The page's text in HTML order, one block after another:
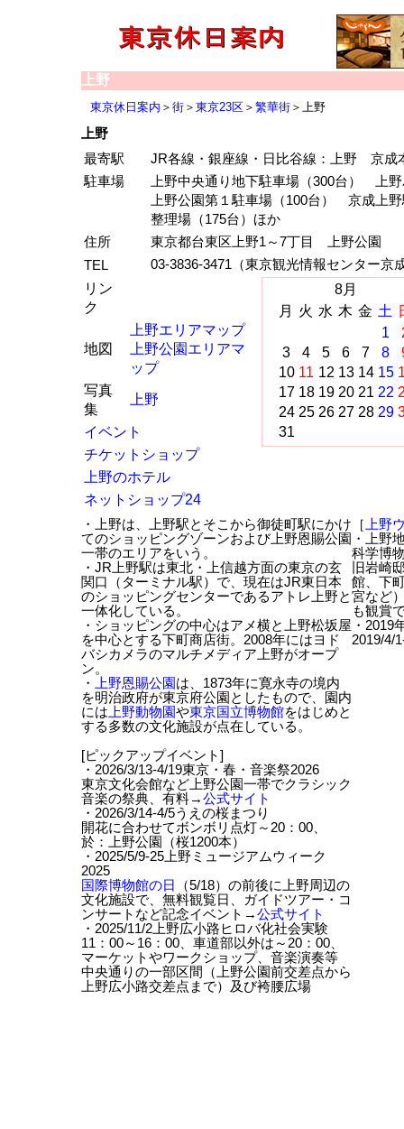
上野
東京休日案内 ＞ 街 ＞ 東京23区 ＞ 繁華街 ＞上野
上野
最寄駅
JR各線・銀座線・日比谷線：上野 京
駐車場
上野中央通り地下駐車場（300台） 上
上野公園第１駐車場（100台） 京成上
整理場（175台）ほか
住所
東京都台東区上野1～7丁目 上野公園
TEL
03-3836-3471（東京観光情報センター京
リン
ク
地図
上野エリアマップ
上野公園エリアマ
ップ
写真
集
上野
イベント
チケットショップ
上野のホテル
ネットショップ24
8月
月
火 水 木 金 土
1
3
4 5 6 7 8
10 11 12 13 14 15
17 18 19 20 21 22
24 25 26 27 28 29
31
・上野は、上野駅とそこから御徒町駅にかけ
てのショッピングゾーンおよび上野恩賜公園
一帯のエリアをいう。
・JR上野駅は東北・上信越方面の東京の玄
関口（ターミナル駅）で、現在はJR東日本
のショッピングセンターであるアトレ上野と
一体化している。
・ショッピングの中心はアメ横と上野松坂屋
を中心とする下町商店街。2008年にはヨド
バシカメラのマルチメディア上野がオープ
ン。
・
上野恩賜公園は、1873年に寛永寺の境内
を明治政府が東京府公園としたもので、園内
には 上野動物園や東京国立博物館をはじめと
する多数の文化施設が点在している。
[ピックアップイベント]
・2026/3/13-4/19東京・春・音楽祭2026
東京文化会館など上野公園一帯でクラシック
音楽の祭典、有料→公式サイト
・2026/3/14-4/5うえの桜まつり
開花に合わせてボンボリ点灯～20：00、
於：上野公園（桜1200本）
・2025/5/9-25上野ミュージアムウィーク
2025
国際博物館の日
（5/18）の前後に上野周辺の
文化施設で、無料観覧日、ガイドツアー・コ
ンサートなど記念イベント→公式サイト
・2025/11/2上野広小路ヒロバ化社会実験
11：00～16：00、車道部以外は～20：00、
マーケットやワークショップ、音楽演奏等
中央通りの一部区間（上野公園前交差点から
上野広小路交差点まで）及び袴腰広場
［ 上野
・上野
科学博
旧岩崎
館、下
宮など
も観賞
・2019
2019/4/